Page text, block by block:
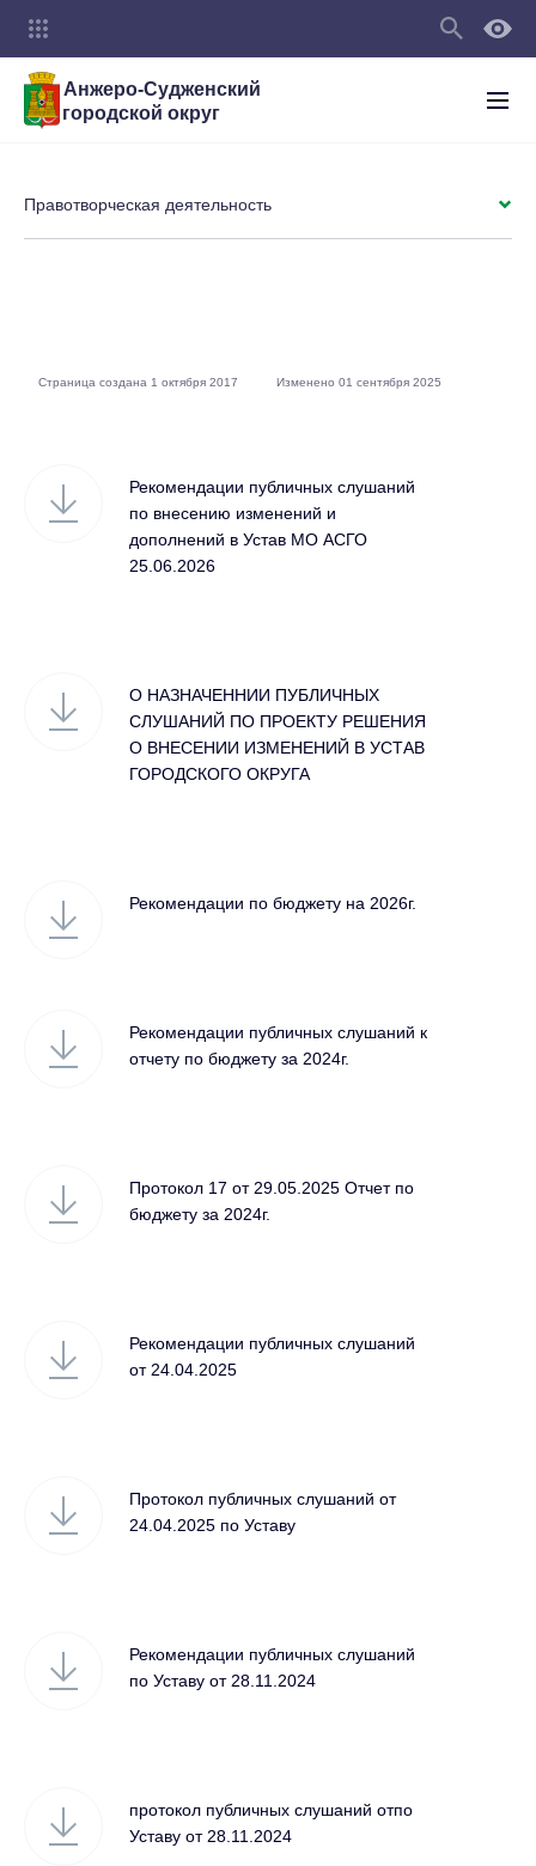
Анжеро-Судженский
городской округ
Рекомендации публичных слушаний
по внесению изменений и
дополнений в Устав МО АСГО
25.06.2026
О НАЗНАЧЕННИИ ПУБЛИЧНЫХ
СЛУШАНИЙ ПО ПРОЕКТУ РЕШЕНИЯ
О ВНЕСЕНИИ ИЗМЕНЕНИЙ В УСТАВ
ГОРОДСКОГО ОКРУГА
Рекомендации по бюджету на 2026г.
Рекомендации публичных слушаний к
отчету по бюджету за 2024г.
Протокол 17 от 29.05.2025 Отчет по
бюджету за 2024г.
Рекомендации публичных слушаний
от 24.04.2025
Протокол публичных слушаний от
24.04.2025 по Уставу
Рекомендации публичных слушаний
по Уставу от 28.11.2024
протокол публичных слушаний отпо
Уставу от 28.11.2024
Правотворческая деятельность
Страница создана 1 октября 2017 Изменено 01 сентября 2025